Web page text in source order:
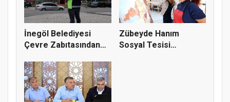
İnegöl Belediyesi
Çevre Zabıtasından
Zübeyde Hanım
Sosyal Tesisi